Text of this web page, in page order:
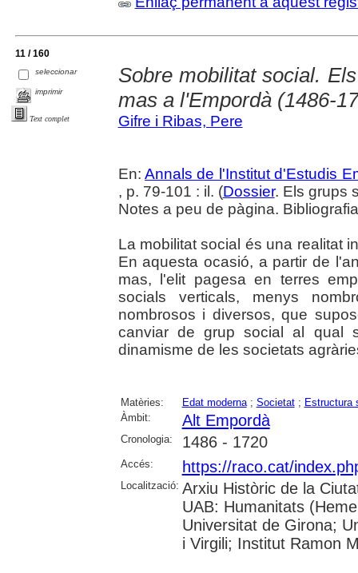
11 / 160
seleccionar
imprimir
Text complet
Sobre mobilitat social.
mas a l'Empordà (1486-
Gifre i Ribas, Pere
En:Annals de l'Institut d'Estudis
, p. 79-101 : il. (Dossier. Els grups
Notes a peu de pàgina.
La mobilitat social és una realitat
En aquesta ocasió, a partir de
mas, l'elit pagesa en terres
socials verticals, menys
nombrosos i diversos, que
canviar de grup social al qual
dinamisme de les societats
Matèries: Edat moderna; Societat; Estructura
Àmbit:
Alt Empordà
Cronologia: 1486 - 1720
Accés: https://raco.cat/
Localització: Arxiu Històric de la
UAB: Humanitats
Universitat de Girona;
i Virgili; Institut Ramon